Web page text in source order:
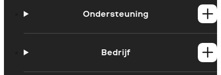
Mac-productenOndersteuning
Support contacterenBedrijf